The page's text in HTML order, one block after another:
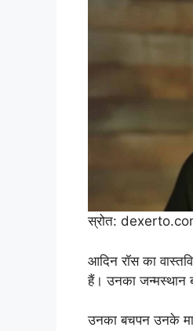
स्रोत:
आदिन रॉस का
हैं। उनका जन्मस्थान
उनका बचपन उनके